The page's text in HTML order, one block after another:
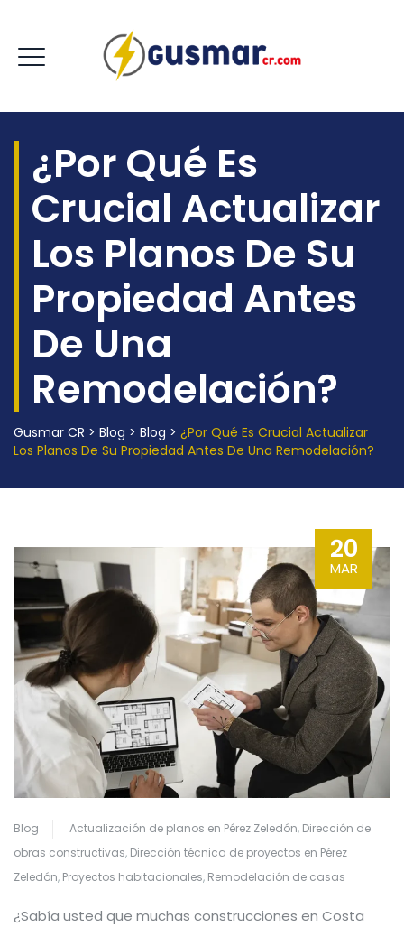
¿Por Qué Es
Crucial Actualizar
Los Planos De Su
Propiedad Antes
De Una
Remodelación?
Gusmar CR > Blog > Blog > ¿Por Qué Es Crucial Actualizar
Los Planos De Su Propiedad Antes De Una Remodelación?
20
MAR
Blog Actualización de planos en Pérez Zeledón, Dirección de
obras constructivas, Dirección técnica de proyectos en Pérez
Zeledón, Proyectos habitacionales, Remodelación de casas
¿Sabía usted que muchas construcciones en Costa